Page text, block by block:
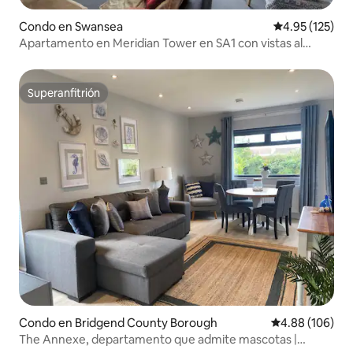
Condo en Swansea Calificación
4.95 (125)
Apartamento en Meridian Tower en SA1 con vistas al
Superanfitrión
Superanfitrión
Condo en Bridgend County Borough Calificación
4.88 (106)
The Annexe, departamento que admite mascotas |